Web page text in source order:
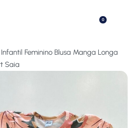
0
Feminino Blusa Manga Longa
Saia